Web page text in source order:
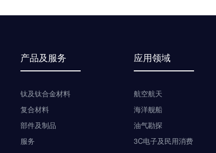
产品及服务
钛及钛合金材料
复合材料
部件及制品
服务
应用领域
航空航天
海洋舰船
油气勘探
3C电子及民用消费